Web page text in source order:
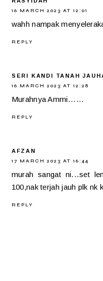
16 MARCH 2023 AT 12:01
wahh nampak
REPLY
SERI KANDI TANAH
16 MARCH 2023 AT 12:28
Murahnya Ammi......
REPLY
AFZAN
17 MARCH 2023 AT 16:44
murah sangat ni...set
100,nak terjah jauh plk nk
REPLY